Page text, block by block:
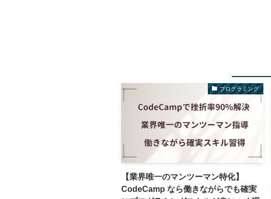
プログラミング
【業界唯一のマンツーマン特化】
CodeCamp なら働きながらでも確実